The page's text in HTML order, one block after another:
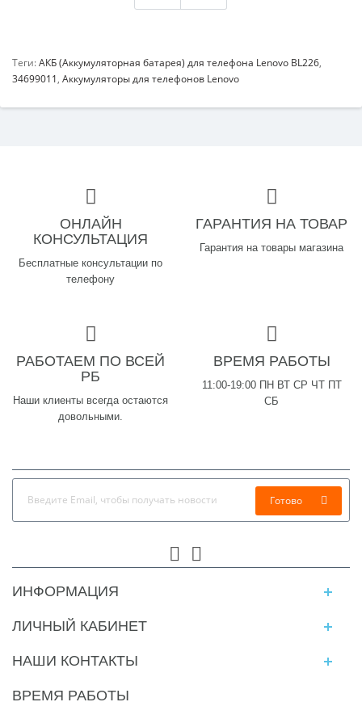
Теги:АКБ (Аккумуляторная батарея) для телефона Lenovo BL226,
34699011, Аккумуляторы для телефонов Lenovo
ОНЛАЙН
КОНСУЛЬТАЦИЯ
Бесплатные консультации по
телефону
ГАРАНТИЯ НА ТОВАР
Гарантия на товары магазина
РАБОТАЕМ ПО ВСЕЙ
РБ
Наши клиенты всегда остаются
довольными.
ВРЕМЯ РАБОТЫ
11:00-19:00 ПН ВТ СР ЧТ ПТ
СБ
Готово
ИНФОРМАЦИЯ
ЛИЧНЫЙ КАБИНЕТ
НАШИ КОНТАКТЫ
ВРЕМЯ РАБОТЫ